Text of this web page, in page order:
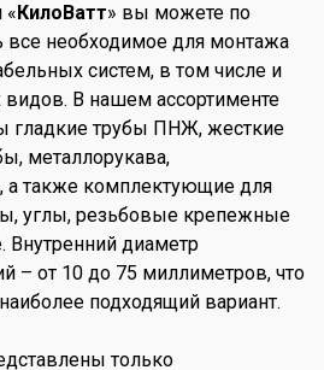
«КилоВатт» вы можете по
все необходимое для монтажа
систем, в том числе и
В нашем ассортименте
гладкие трубы ПНЖ, жесткие
металлорукава,
а также комплектующие для
углы, резьбовые крепежные
Внутренний диаметр
– от 10 до 75 миллиметров, что
подходящий вариант.
только